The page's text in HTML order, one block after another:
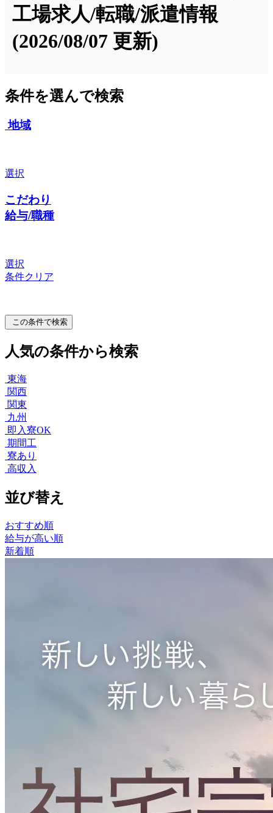
工場求人/転職/派遣情報
(2026/08/07 更新)
条件を選んで検索
地域
選択
こだわり
給与/職種
選択
条件クリア
この条件で検索
人気の条件から検索
東海
関西
関東
九州
即入寮OK
期間工
寮あり
高収入
並び替え
おすすめ順
給与が高い順
新着順